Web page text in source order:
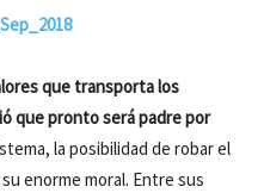
que transporta los
que pronto será padre por
la posibilidad de robar el
enorme moral. Entre sus